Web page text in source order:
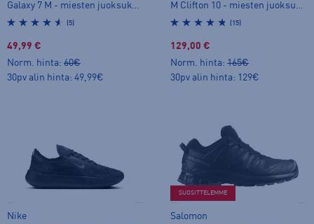
Galaxy 7 M - miesten juoksukengät
(5)
49,99 €
Norm. hinta: 60€
30pv alin hinta: 49,99€
M Clifton 10 - miesten juoksukengät
(15)
129,00 €
Norm. hinta: 165€
30pv alin hinta: 129€
Nike
SUOSITTELEMME
Salomon